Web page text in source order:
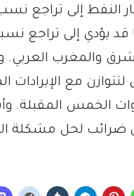
النفط إلى تراجع
يؤدي إلى تراجع
والمغرب العربي.
مع الإيرادات
الخمس المقبلة.
ضرائب لحل مشكلة